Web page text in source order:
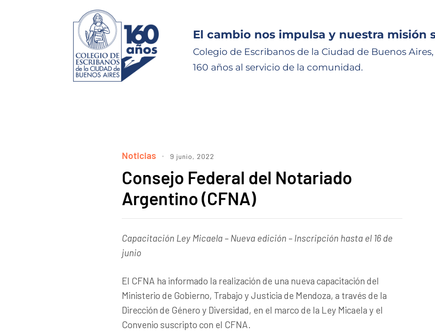
El cambio nos impulsa y nuestra misión
Colegio de Escribanos de la Ciudad de Buenos Aires,
160 años al servicio de la comunidad.
Noticias 9 junio, 2022
Consejo Federal del Notariado
Argentino (CFNA)
Capacitación Ley Micaela – Nueva edición – Inscripción hasta el 16 de
junio
El CFNA ha informado la realización de una nueva capacitación del
Ministerio de Gobierno, Trabajo y Justicia de Mendoza, a través de la
Dirección de Género y Diversidad, en el marco de la Ley Micaela y el
Convenio suscripto con el CFNA.